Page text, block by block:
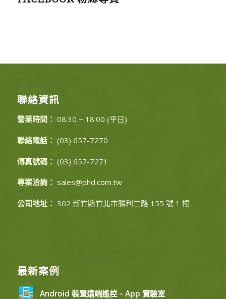
聯絡資訊
營業時間： 08:30 ~ 18:00 (平日)
聯絡電話： (03) 657-7270
傳真號碼： (03) 657-7271
專案洽詢： sales@phd.com.tw
公司地址： 302 新竹縣竹北市勝利二路 155 號 1 樓
最新案例
Android 裝置遠端遙控 – App 實驗室